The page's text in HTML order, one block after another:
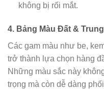
không bị rối mắt.
4. Bảng Màu Đất &
Các gam màu như be,
trở thành lựa chọn hàng
Những màu sắc này
trọng mà còn dễ dàng